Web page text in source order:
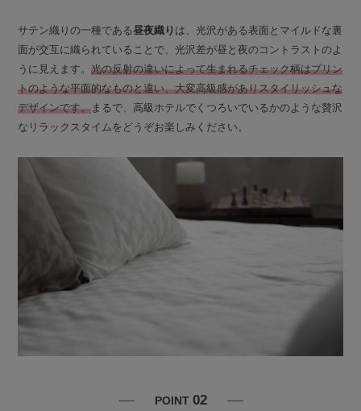
サテン織りの一種である昼夜織り は、光沢がある表面とマイルドな裏
面が交互に織られていることで、光沢差が昼と夜のコントラストのよ
うに見えます。光の反射の違いによって生まれるチェック柄はプリン
トのような平面的なものと違い、大変高級感がありスタイリッシュな
デザインです。まるで、高級ホテルでくつろいでいるかのような贅沢
なリラックスタイムをどうぞお楽しみください。
POINT 02